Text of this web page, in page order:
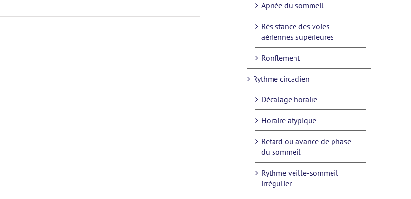
Apnée du sommeil
Résistance des voies
aériennes supérieures
Ronflement
Rythme circadien
Décalage horaire
Horaire atypique
Retard ou avance de phase
du sommeil
Rythme veille-sommeil
irrégulier